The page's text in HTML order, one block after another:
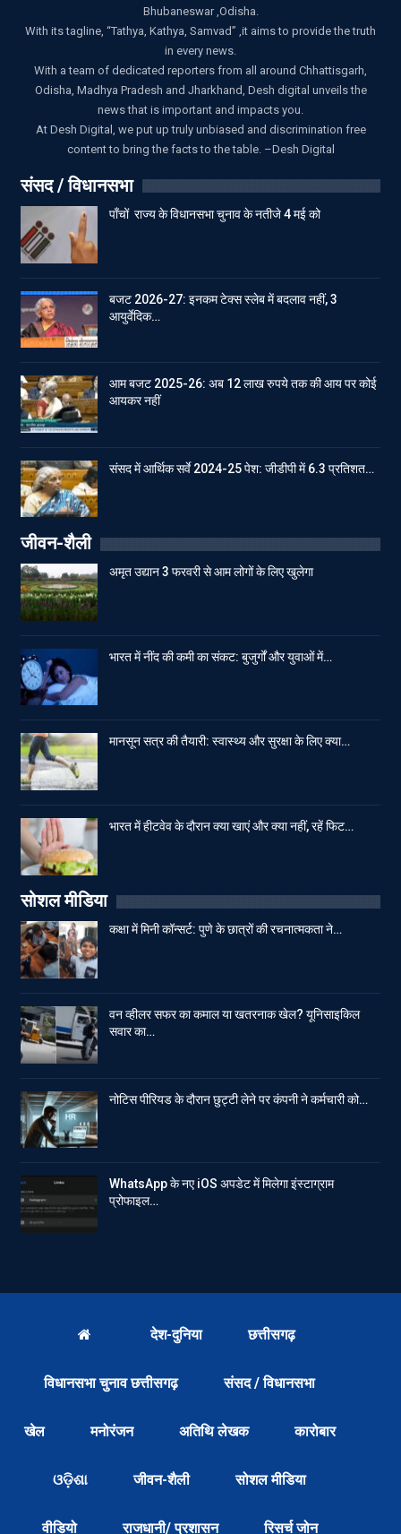
Bhubaneswar ,Odisha.
With its tagline, “Tathya, Kathya, Samvad” ,it aims to provide the truth
in every news.
With a team of dedicated reporters from all around Chhattisgarh,
Odisha, Madhya Pradesh and Jharkhand, Desh digital unveils the
news that is important and impacts you.
At Desh Digital, we put up truly unbiased and discrimination free
content to bring the facts to the table. –Desh Digital
संसद / विधानसभा
पाँचों राज्य के विधानसभा चुनाव के नतीजे 4 मई को
बजट 2026-27: इनकम टेक्स स्लेब में बदलाव नहीं, 3
आयुर्वेदिक…
आम बजट 2025-26: अब 12 लाख रुपये तक की आय पर कोई
आयकर नहीं
संसद में आर्थिक सर्वे 2024-25 पेश: जीडीपी में 6.3 प्रतिशत…
जीवन-शैली
अमृत उद्यान 3 फरवरी से आम लोगों के लिए खुलेगा
भारत में नींद की कमी का संकट: बुजुर्गों और युवाओं में…
मानसून सत्र की तैयारी: स्वास्थ्य और सुरक्षा के लिए क्या…
भारत में हीटवेव के दौरान क्या खाएं और क्या नहीं, रहें फिट…
सोशल मीडिया
कक्षा में मिनी कॉन्सर्ट: पुणे के छात्रों की रचनात्मकता ने…
वन व्हीलर सफर का कमाल या खतरनाक खेल? यूनिसाइकिल
सवार का…
नोटिस पीरियड के दौरान छुट्टी लेने पर कंपनी ने कर्मचारी को…
WhatsApp के नए iOS अपडेट में मिलेगा इंस्टाग्राम
प्रोफाइल…
देश-दुनिया छत्तीसगढ़
विधानसभा चुनाव छत्तीसगढ़ संसद / विधानसभा
खेल मनोरंजन अतिथि लेखक कारोबार
ଓଡ଼ିଶା जीवन-शैली सोशल मीडिया
वीडियो राजधानी/ प्रशासन रिसर्च जोन